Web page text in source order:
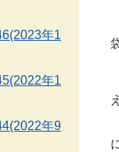
年1
年1
年9